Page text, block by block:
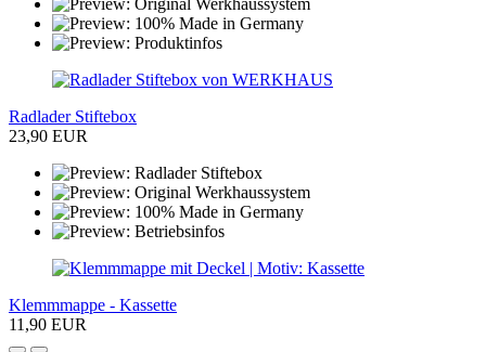
Radlader Stiftebox
23,90 EUR
Klemmmappe - Kassette
11,90 EUR